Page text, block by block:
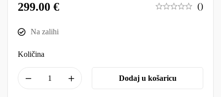
299.00 € ()
Na zalihi
Količina
Dodaj u košaricu